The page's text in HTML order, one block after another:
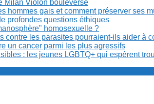
Milan Violon bouleverse
hommes gais et comment préserver ses
profondes questions éthiques
homosexuelle ?
contre les parasites pourraient-ils aider à
un cancer parmi les plus agressifs
: les jeunes LGBTQ+ qui espèrent